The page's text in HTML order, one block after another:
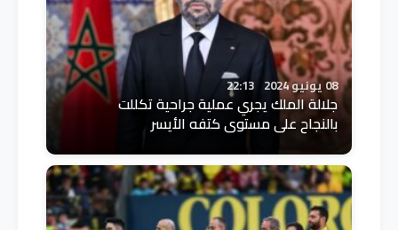
08 يونيو 2024 22:13
جلالة الملك يجري عملية جراحية تكللت
بالنجاح على مستوى كتفه الأيسر